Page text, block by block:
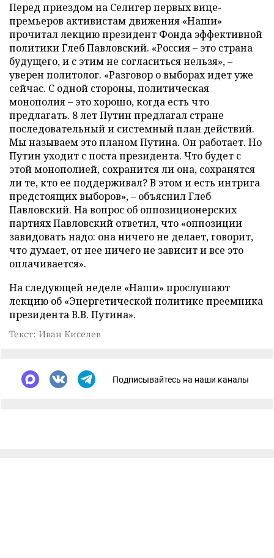
Перед приездом на Селигер первых вице-
премьеров активистам движения «Наши»
прочитал лекцию президент Фонда эффективной
политики Глеб Павловский. «Россия – это страна
будущего, и с этим не согласиться нельзя», –
уверен политолог. «Разговор о выборах идет уже
сейчас. С одной стороны, политическая
монополия – это хорошо, когда есть что
предлагать. 8 лет Путин предлагал стране
последовательный и системный план действий.
Мы называем это планом Путина. Он работает. Но
Путин уходит с поста президента. Что будет с
этой монополией, сохранится ли она, сохранятся
ли те, кто ее поддерживал? В этом и есть интрига
предстоящих выборов», – объяснил Глеб
Павловский. На вопрос об оппозиционерских
партиях Павловский ответил, что «оппозиции
завидовать надо: она ничего не делает, говорит,
что думает, от нее ничего не зависит и все это
оплачивается».
На следующей неделе «Наши» прослушают
лекцию об «Энергетической политике преемника
президента В.В. Путина».
Текст: Иван Киселев
Подписывайтесь на наши каналы